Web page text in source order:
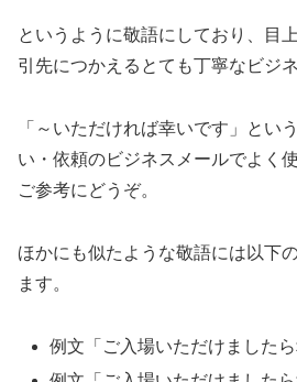
というように敬語にしており、目
引先につかえるとても丁寧なビジ
「～いただければ幸いです」とい
い・依頼のビジネスメールでよく
ご参考にどうぞ。
ほかにも似たような敬語には以下
ます。
例文「ご入場いただけましたら